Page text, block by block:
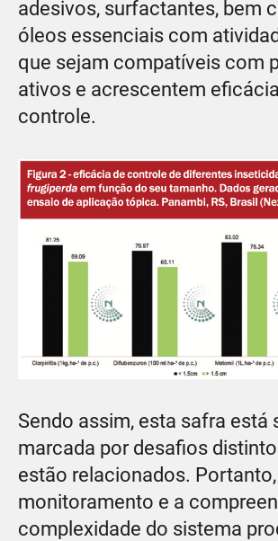
adesivos, surfactantes, bem
óleos essenciais com
que sejam compatíveis com
ativos e acrescentem
controle.
Sendo assim, esta safra está
marcada por desafios
estão relacionados.
monitoramento e a
complexidade do sistema